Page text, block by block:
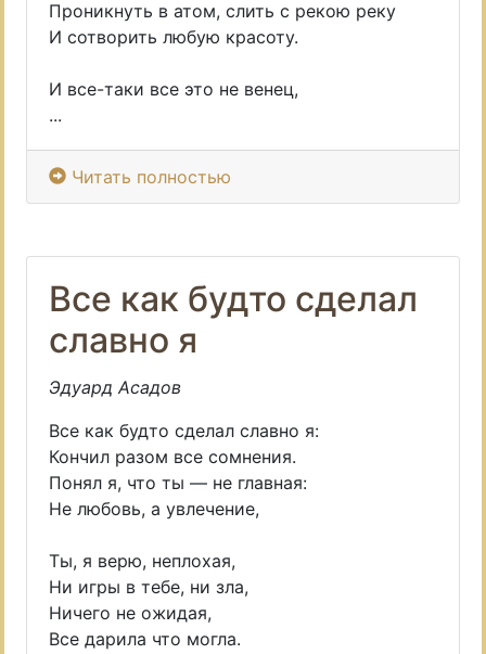
Проникнуть в атом, слить с рекою реку
И сотворить любую красоту.
И все-таки все это не венец,
...
Читать полностью
Все как будто сделал
славно я
Эдуард Асадов
Все как будто сделал славно я:
Кончил разом все сомнения.
Понял я, что ты — не главная:
Не любовь, а увлечение,
Ты, я верю, неплохая,
Ни игры в тебе, ни зла,
Ничего не ожидая,
Все дарила что могла.